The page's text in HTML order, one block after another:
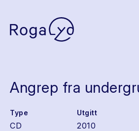
Angrep fra
Type
CD
Utgitt
2010